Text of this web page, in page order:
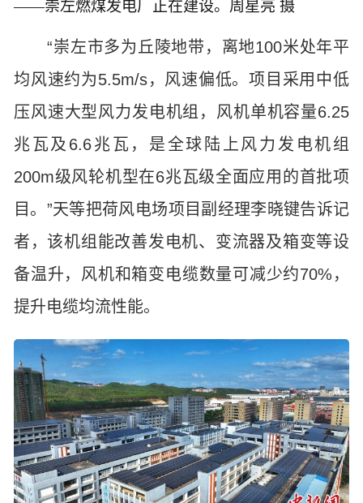
——崇左燃煤发电厂正在建设。周星亮 摄
“崇左市多为丘陵地带，离地100米处年平
均风速约为5.5m/s，风速偏低。项目采用中低
压风速大型风力发电机组，风机单机容量6.25
兆瓦及6.6兆瓦，是全球陆上风力发电机组
200m级风轮机型在6兆瓦级全面应用的首批项
目。”天等把荷风电场项目副经理李晓键告诉记
者，该机组能改善发电机、变流器及箱变等设
备温升，风机和箱变电缆数量可减少约70%，
提升电缆均流性能。